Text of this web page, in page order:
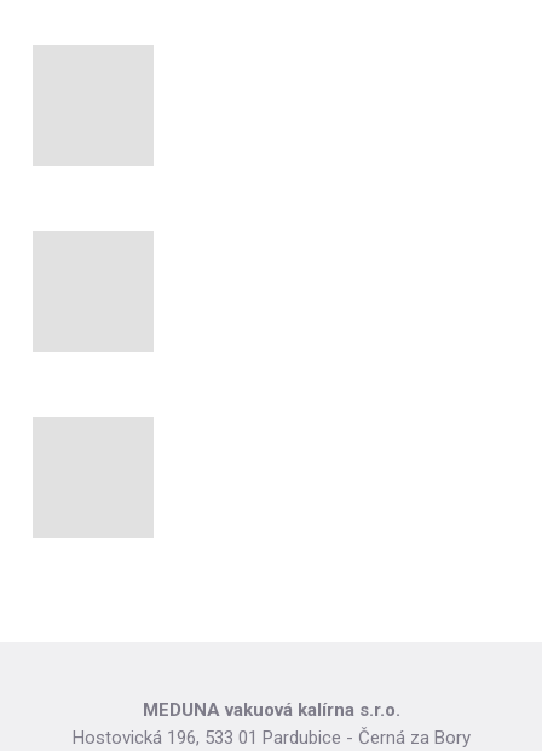
MEDUNA vakuová kalírna s.r.o.
Hostovická 196, 533 01 Pardubice - Černá za Bory